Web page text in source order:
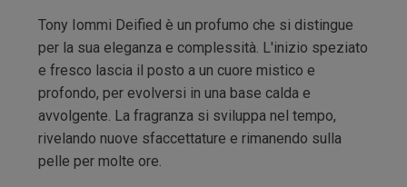
Tony Iommi Deified è un profumo che si distingue
per la sua eleganza e complessità. L'inizio speziato
e fresco lascia il posto a un cuore mistico e
profondo, per evolversi in una base calda e
avvolgente. La fragranza si sviluppa nel tempo,
rivelando nuove sfaccettature e rimanendo sulla
pelle per molte ore.